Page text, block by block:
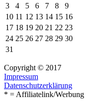
3
4 5 6 7 8
9
10 11 12 13 14 15 16
17 18 19 20 21 22 23
24 25 26 27 28 29 30
31
Copyright © 2017
Impressum
Datenschutzerklärung
* = Affiliatelink/Werbung